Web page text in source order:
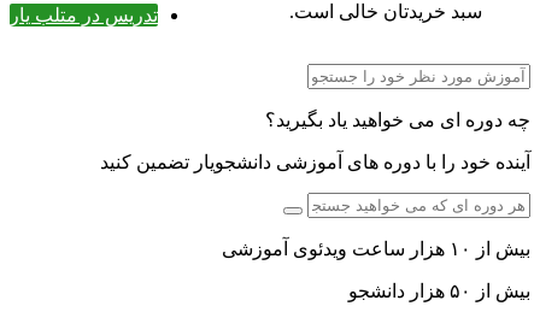
تدریس در متلب یار
سبد خریدتان خالی است.
چه دوره ای می خواهید یاد بگیرید؟
آینده خود را با دوره های آموزشی دانشجویار تضمین کنید
بیش از ۱۰ هزار ساعت ویدئوی آموزشی
بیش از ۵۰ هزار دانشجو